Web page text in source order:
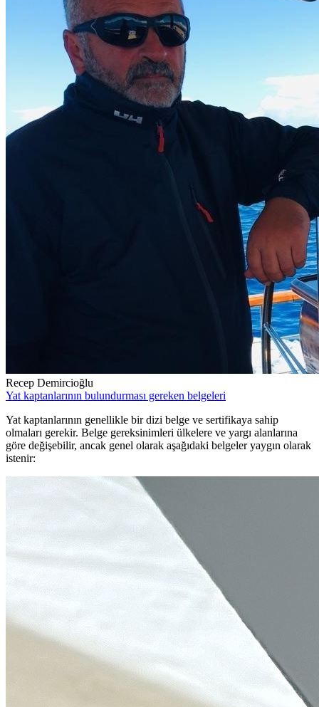
Recep Demircioğlu
Yat kaptanlarının bulundurması gereken belgeleri
Yat kaptanlarının genellikle bir dizi belge ve sertifikaya sahip
olmaları gerekir. Belge gereksinimleri ülkelere ve yargı alanlarına
göre değişebilir, ancak genel olarak aşağıdaki belgeler yaygın olarak
istenir: